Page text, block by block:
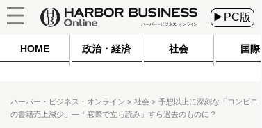
▶PC版
HOME 政治・経済 社会 国際
ハーバー・ビジネス・オンライン 社会
予想以上に深刻な「コンビニ
の書籍売上減少」―「窓際で立ち読み」すら過去のものに？